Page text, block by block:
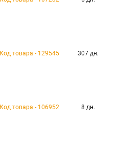
Код товара - 129545 307 дн.
Код товара - 106952 8 дн.